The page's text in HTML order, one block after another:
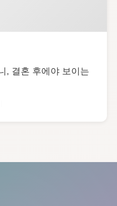
, 결혼 후에야 보이는